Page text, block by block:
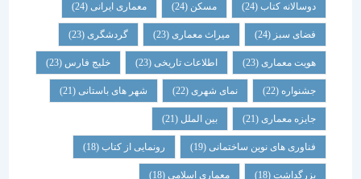
دوسالانه کتاب(24) مسکن (24) معماری ایرانی(24)
فضای سبز(24) میراث معماری (23) گردشگری (23)
هویت معماری (23) اطلاعات تاریخی(23) خلیج فارس(23)
جشنواره(22) نمای شهری(22) شهر های باستانی (21)
جایزه معماری (21) بین الملل(21)
فناوری های نوین ساختمانی(19) رونمایی از کتاب (18)
بزرگداشت (18) معماری اسلامی(18)